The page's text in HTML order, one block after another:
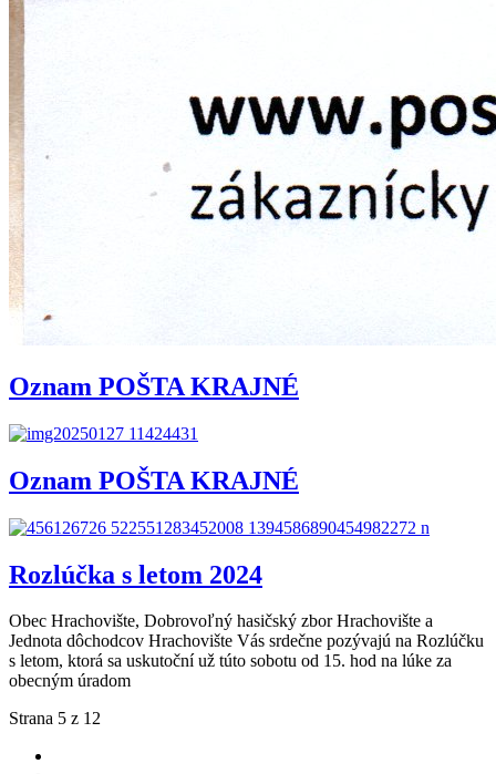
Oznam POŠTA KRAJNÉ
Oznam POŠTA KRAJNÉ
Rozlúčka s letom 2024
Obec Hrachovište, Dobrovoľný hasičský zbor Hrachovište a
Jednota dôchodcov Hrachovište Vás srdečne pozývajú na Rozlúčku
s letom, ktorá sa uskutoční už túto sobotu od 15. hod na lúke za
obecným úradom
Strana 5 z 12